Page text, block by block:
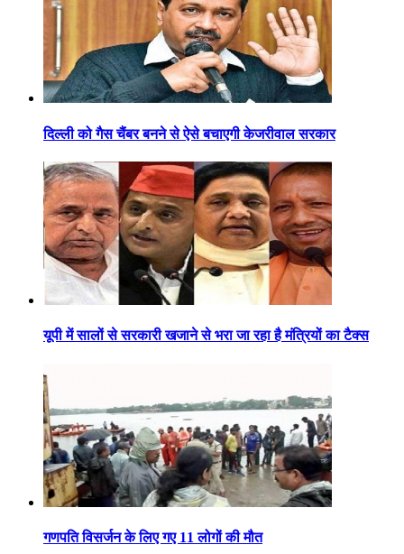
दिल्ली को गैस चैंबर बनने से ऐसे बचाएगी केजरीवाल सरकार
यूपी में सालों से सरकारी खजाने से भरा जा रहा है मंत्रियों का टैक्स
गणपति विसर्जन के लिए गए 11 लोगों की मौत